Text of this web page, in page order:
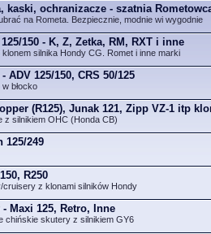
kaski, ochranizacze - szatnia
na Rometa. Bezpiecznie, modnie wi wygodnie
150 - K, Z, Zetka, RM, RXT i inne
silnika Hondy CG. Romet i inne marki
ADV 125/150, CRS 50/125
błocko
(R125), Junak 121, Zipp VZ-1 itp
z silnikiem OHC (Honda CB)
125/249
R250
cruisery z klonami silników Hondy
Maxi 125, Retro, Inne
chińskie skutery z silnikiem GY6